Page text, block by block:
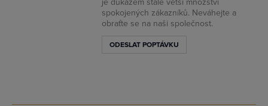
je důkazem stále větší množství
spokojených zákazníků. Neváhejte a
obraťte se na naši společnost.
ODESLAT POPTÁVKU